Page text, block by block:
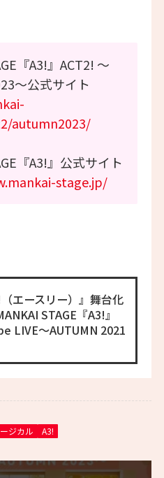
『A3!』ACT2! ～
～公式サイト
autumn2023/
『A3!』公式サイト
stage.jp/
（エースリー）』舞台化
STAGE『A3!』
LIVE～AUTUMN 2021
ジカル A3!